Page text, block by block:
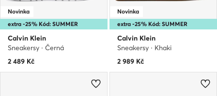
extra -25% Kód: SUMMER
Novinka
Calvin Klein
Sneakersy · Černá
2 489 Kč
extra -25% Kód: SUMMER
Novinka
Calvin Klein
Sneakersy · Khaki
2 989 Kč